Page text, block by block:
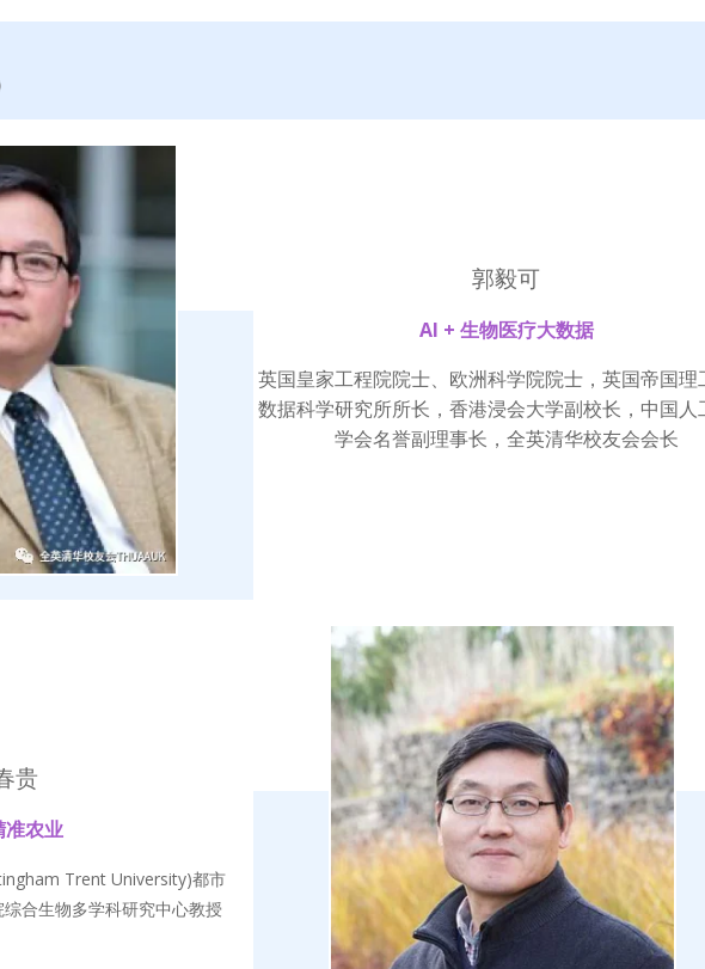
郭毅可
AI + 生物医疗大数据
英国皇家工程院院士、欧洲科学院院士，英国帝国理
数据科学研究所所长，香港浸会大学副校长，中国人
学会名誉副理事长，全英清华校友会会长
贵
农业
Trent University)都市
合生物多学科研究中心教授